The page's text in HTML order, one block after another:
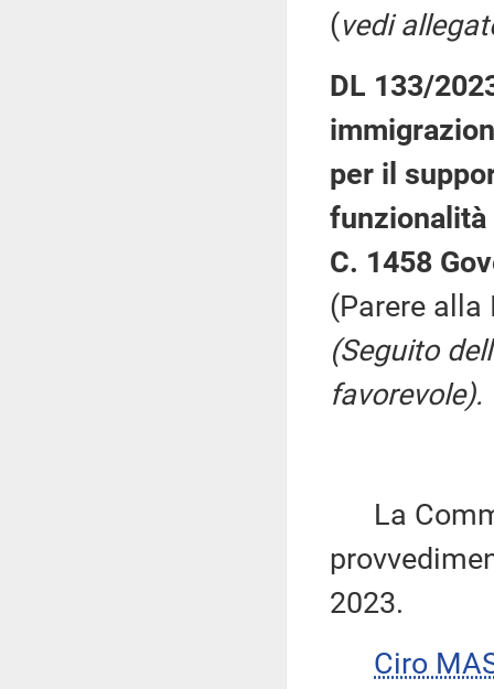
(vedi
DL 133/
per il
C. 1458
(Parere alla
(Seguito
favorevole).
La
2023.
Ciro